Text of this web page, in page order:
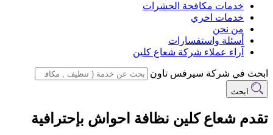
خدمات مكافحة الحشرات
خدمات اخري
من نحن
أسئلة واستفسارات
آراء عملاء شركة شعاع كلين
ابحث في شركة سيرفس تاون
ابحث
تقدم شعاع كلين نظافة احواش بإحترافية